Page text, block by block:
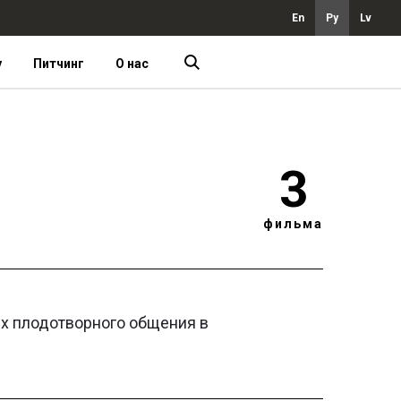
En Ру Lv
Питчинг О нас
3
фильма
плодотворного общения в